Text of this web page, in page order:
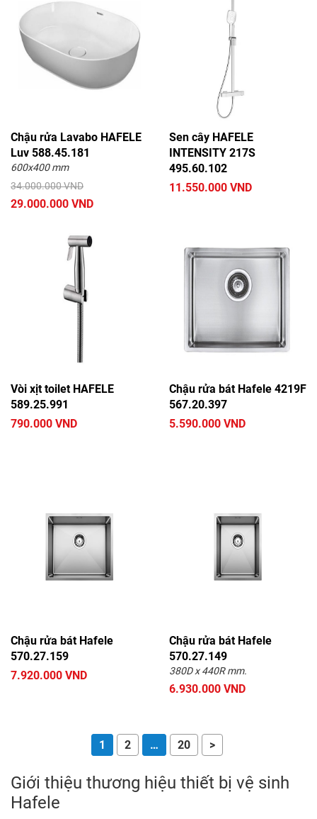
Chậu rửa Lavabo HAFELE
Luv 588.45.181
600x400 mm
34.000.000 VND
29.000.000 VND
Sen cây HAFELE
INTENSITY 217S
495.60.102
11.550.000 VND
Vòi xịt toilet HAFELE
589.25.991
790.000 VND
Chậu rửa bát Hafele 4219F
567.20.397
5.590.000 VND
Chậu rửa bát Hafele
570.27.159
7.920.000 VND
Chậu rửa bát Hafele
570.27.149
380D x 440R mm.
6.930.000 VND
1 2 … 20 >
Giới thiệu thương hiệu thiết bị vệ sinh
Hafele